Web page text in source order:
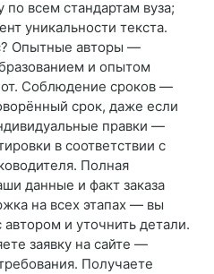
всем стандартам вуза;
уникальности текста.
Опытные авторы —
и опытом
Соблюдение сроков —
срок, даже если
правки —
в соответствии с
Полная
данные и факт заказа
на всех этапах — вы
автором и уточнить детали.
заявку на сайте —
Получаете